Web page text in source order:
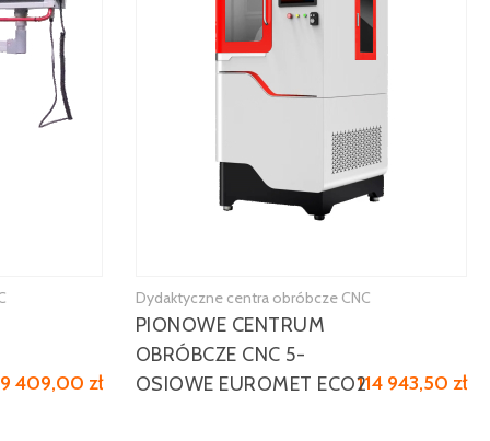
409,00 zł
Dydaktyczne centra obróbcze CNC
PIONOWE CENTRUM
OBRÓBCZE CNC 5-
OSIOWE EUROMET ECO2114 943,50 zł